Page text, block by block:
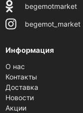
begemotmarket
begemot_market
Информация
О нас
Контакты
Доставка
Новости
Акции